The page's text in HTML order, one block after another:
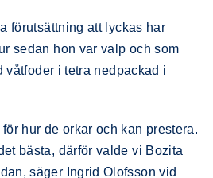
förutsättning att lyckas har
sedan hon var valp och som
i tetra nedpackad i
hur de orkar och kan prestera.
bästa, därför valde vi Bozita
säger Ingrid Olofsson vid